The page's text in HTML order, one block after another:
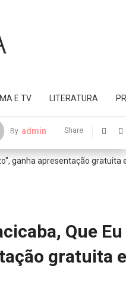
E TV LITERATURA
By admin Share
Que
gratuita